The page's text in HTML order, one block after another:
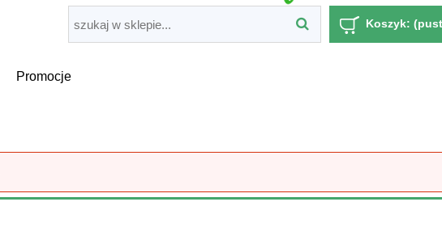
Koszyk:
Promocje